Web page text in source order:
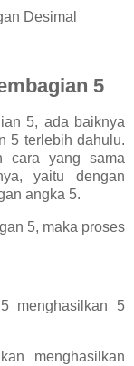
Desimal
5
5, ada baiknya
5 terlebih dahulu.
cara yang sama
yaitu dengan
angka 5.
5, maka proses
menghasilkan 5
menghasilkan